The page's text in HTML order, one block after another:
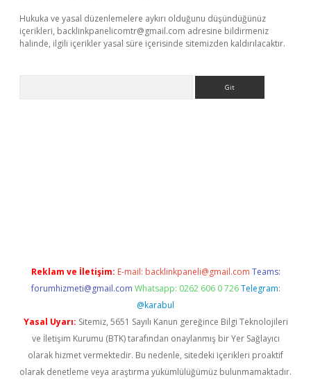
Hukuka ve yasal düzenlemelere aykırı olduğunu düşündüğünüz
içerikleri, backlinkpanelicomtr@gmail.com adresine bildirmeniz
halinde, ilgili içerikler yasal süre içerisinde sitemizden kaldırılacaktır.
Reklam ve İletişim: E-mail: backlinkpaneli@gmail.com Teams:
forumhizmeti@gmail.com Whatsapp: 0262 606 0 726 Telegram:
@karabul
Yasal Uyarı: Sitemiz, 5651 Sayılı Kanun gereğince Bilgi Teknolojileri
ve İletişim Kurumu (BTK) tarafından onaylanmış bir Yer Sağlayıcı
olarak hizmet vermektedir. Bu nedenle, sitedeki içerikleri proaktif
olarak denetleme veya araştırma yükümlülüğümüz bulunmamaktadır.